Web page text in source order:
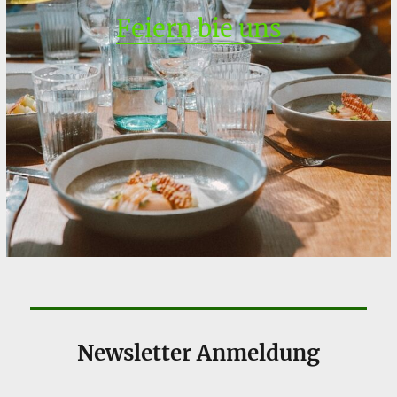
Feiern bie uns
Newsletter Anmeldung